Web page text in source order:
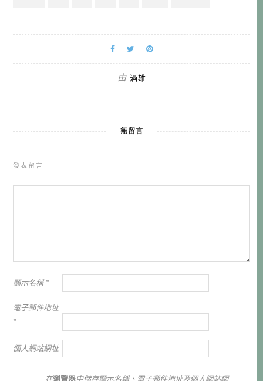
由 酒雄
無留言
發表留言
顯示名稱 *
電子郵件地址
*
個人網站網址
在瀏覽器中儲存顯示名稱、電子郵件地址及個人網站網